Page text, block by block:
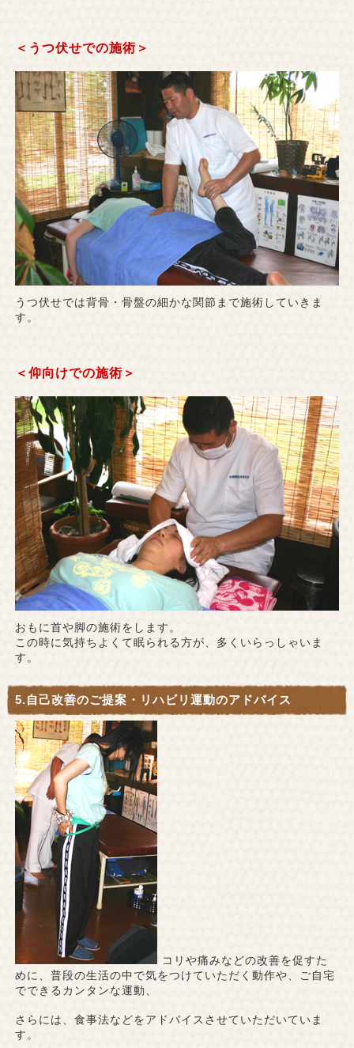
＜うつ伏せでの施術＞
うつ伏せでは背骨・骨盤の細かな関節まで施術していきま
す。
＜仰向けでの施術＞
おもに首や脚の施術をします。
この時に気持ちよくて眠られる方が、多くいらっしゃいま
す。
5.自己改善のご提案・リハビリ運動のアドバイス
コリや痛みなどの改善を促すた
めに、普段の生活の中で気をつけていただく動作や、ご自宅
でできるカンタンな運動、
さらには、食事法などをアドバイスさせていただいていま
す。